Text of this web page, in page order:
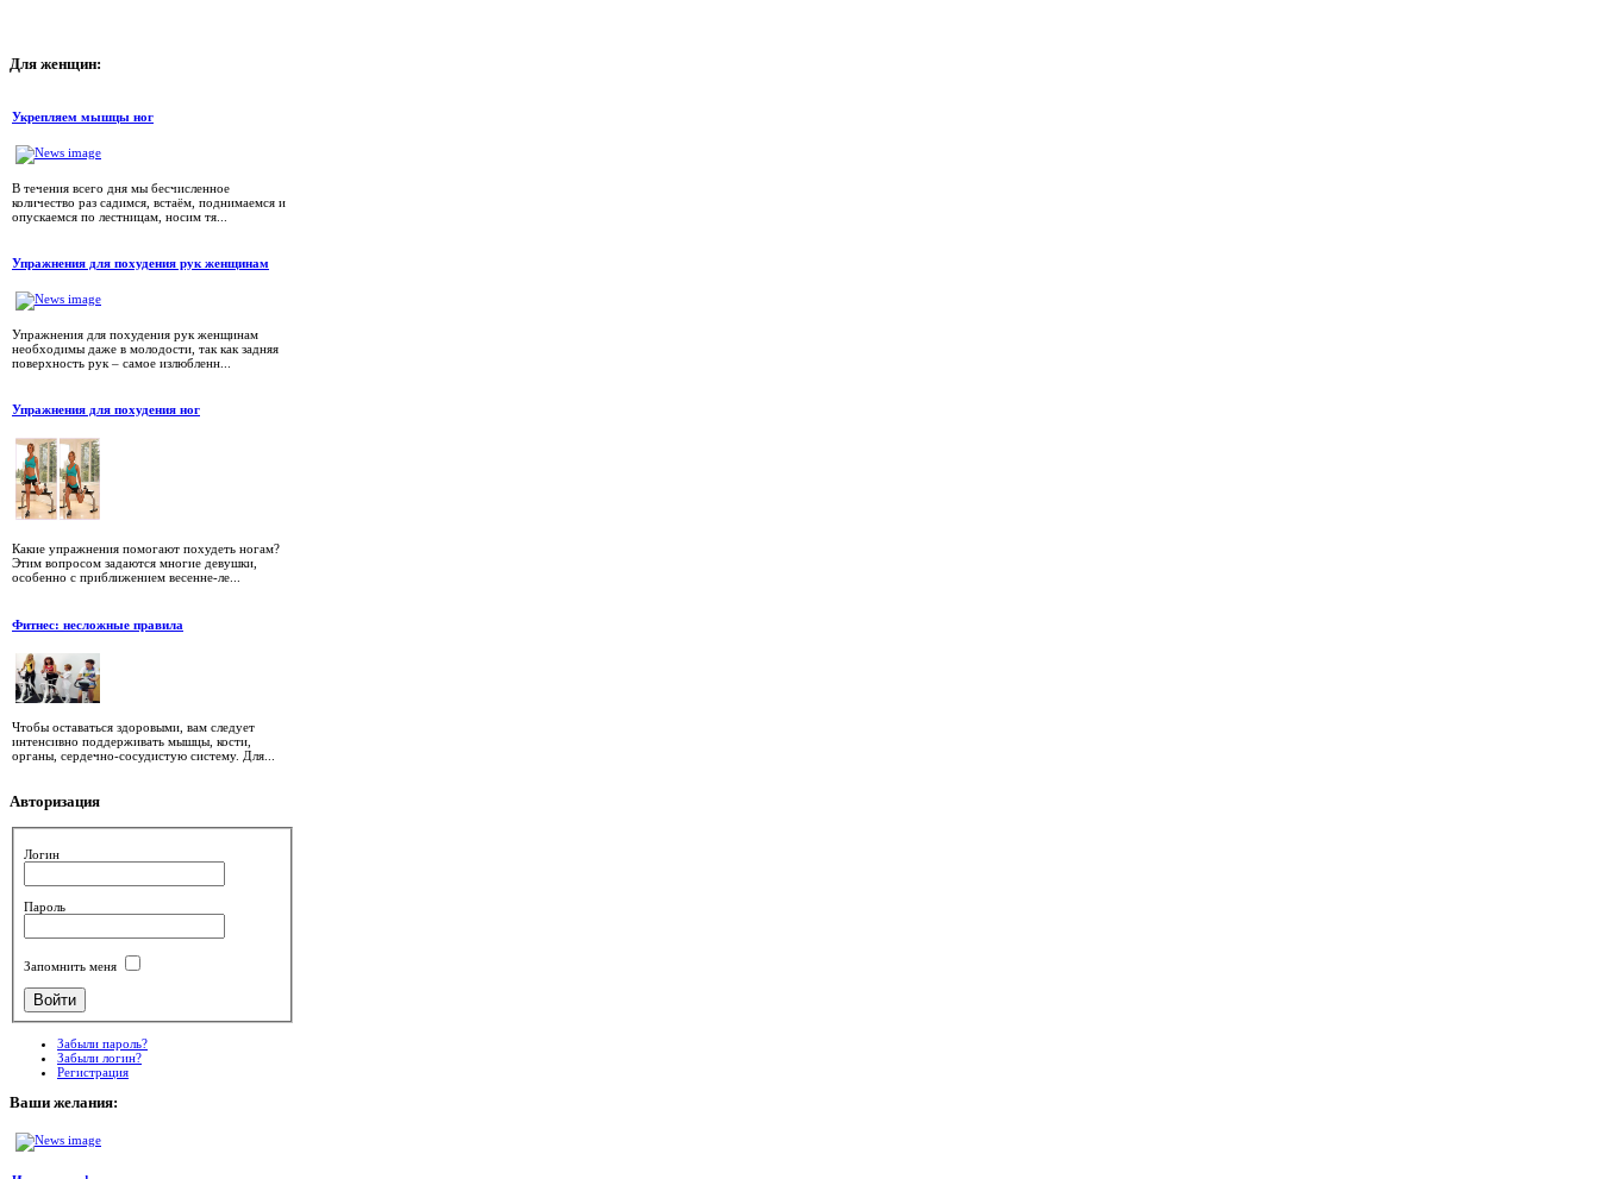
Для женщин:
Укрепляем мышцы ног
В течения всего дня мы бесчисленное
количество раз садимся, встаём, поднимаемся и
опускаемся по лестницам, носим тя...
Упражнения для похудения рук женщинам
Упражнения для похудения рук женщинам
необходимы даже в молодости, так как задняя
поверхность рук – самое излюбленн...
Упражнения для похудения ног
Какие упражнения помогают похудеть ногам?
Этим вопросом задаются многие девушки,
особенно с приближением весенне-ле...
Фитнес: несложные правила
Чтобы оставаться здоровыми, вам следует
интенсивно поддерживать мышцы, кости,
органы, сердечно-сосудистую систему. Для...
Авторизация
Логин
Пароль
Запомнить меня
Забыли пароль?
Забыли логин?
Регистрация
Ваши желания: